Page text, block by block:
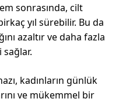
sonrasında, cilt
yıl sürebilir. Bu da
azaltır ve daha fazla
kadınların günlük
ve mükemmel bir